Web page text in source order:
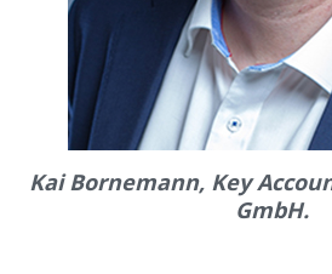
Kai Bornemann, Key
GmbH.